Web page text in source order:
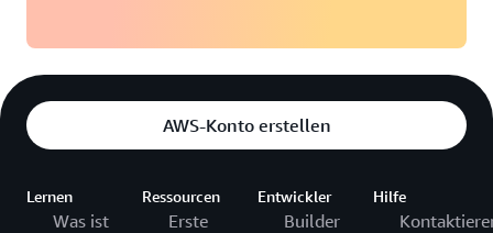
AWS-Konto erstellen
Lernen
Was ist
Ressourcen
Erste
Entwickler
Builder
Hilfe